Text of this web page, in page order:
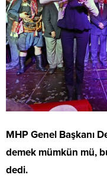
MHP Genel Başkanı
demek mümkün mü,
dedi.